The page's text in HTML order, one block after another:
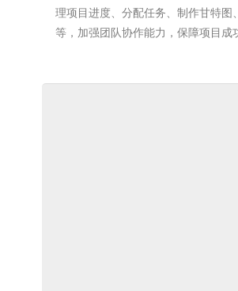
理项目进度、分配任务、制作甘特图
等，加强团队协作能力，保障项目成